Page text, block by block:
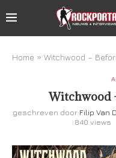
Home » Witchwood –
Witchwood
geschreven door Filip Van
840 views